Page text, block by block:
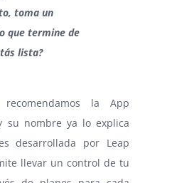
toma un
que termine de
lista?
la App
su nombre ya lo explica
desarrollada por Leap
llevar un control de tu